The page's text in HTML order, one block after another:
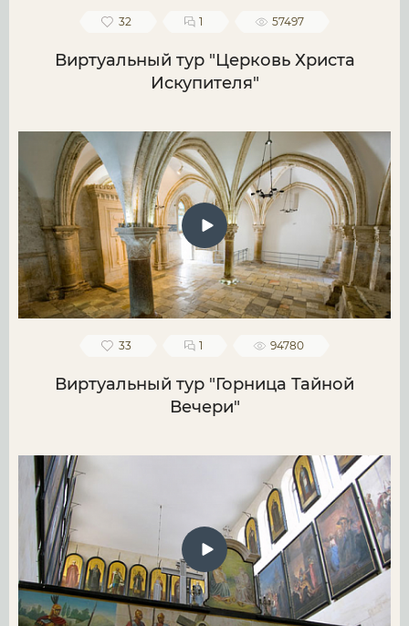
32 1 57497
Виртуальный тур "Церковь Христа
Искупителя"
33 1 94780
Виртуальный тур "Горница Тайной
Вечери"